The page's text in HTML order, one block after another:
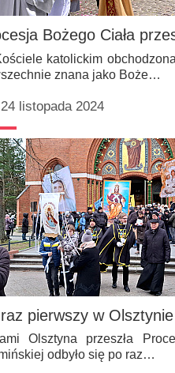
Bożego Ciała
katolickim
znana jako Boże…
24 listopada 2024
pierwszy w
Olsztyna przeszła
odbyło się po raz…